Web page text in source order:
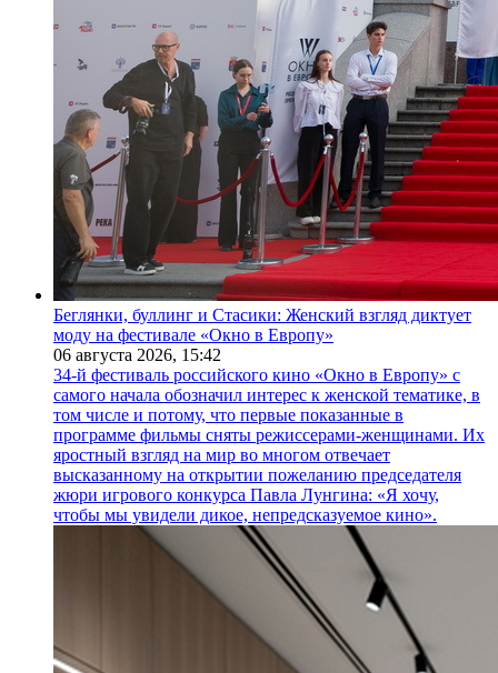
Беглянки, буллинг и Стасики: Женский взгляд диктует
моду на фестивале «Окно в Европу»
06 августа 2026, 15:42
34-й фестиваль российского кино «Окно в Европу» с
самого начала обозначил интерес к женской тематике, в
том числе и потому, что первые показанные в
программе фильмы сняты режиссерами-женщинами. Их
яростный взгляд на мир во многом отвечает
высказанному на открытии пожеланию председателя
жюри игрового конкурса Павла Лунгина: «Я хочу,
чтобы мы увидели дикое, непредсказуемое кино».